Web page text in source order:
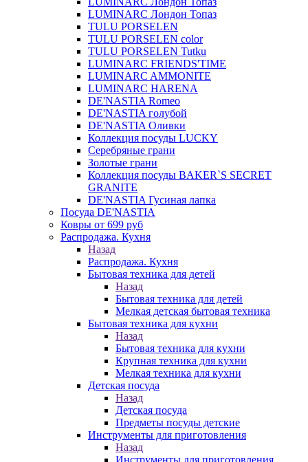
LUMINARC Лондон Топаз
TULU PORSELEN
TULU PORSELEN color
TULU PORSELEN Tutku
LUMINARC FRIENDS'TIME
LUMINARC AMMONITE
LUMINARC HARENA
DE'NASTIA Romeo
DE'NASTIA голубой
DE'NASTIA Оливки
Коллекция посуды LUCKY
Серебряные грани
Золотые грани
Коллекция посуды BAKER`S SECRET
GRANITE
DE'NASTIA Гусиная лапка
Посуда DE'NASTIA
Ковры от 699 руб
Распродажа. Кухня
Назад
Распродажа. Кухня
Бытовая техника для детей
Назад
Бытовая техника для детей
Мелкая детская бытовая техника
Бытовая техника для кухни
Назад
Бытовая техника для кухни
Крупная техника для кухни
Мелкая техника для кухни
Детская посуда
Назад
Детская посуда
Предметы посуды детские
Инструменты для приготовления
Назад
Инструменты для приготовления